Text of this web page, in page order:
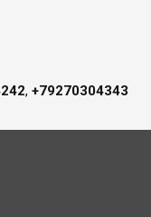
, +79270304343